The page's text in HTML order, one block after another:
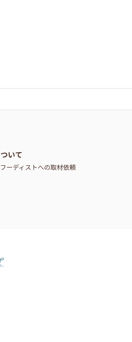
いて
フーディストへの取材依頼